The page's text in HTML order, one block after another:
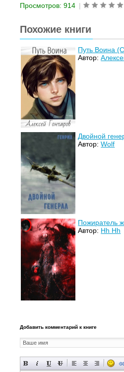
Просмотров: 914 |
Похожие книги
Путь Воина
Автор:
Двойной
Автор:Wolf
Пожиратель
Автор: Hh Hh
Добавить комментарий к книге